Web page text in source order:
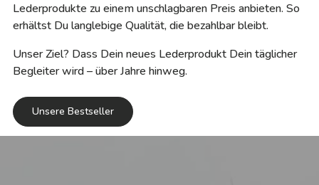
Lederprodukte zu einem unschlagbaren Preis anbieten. So
erhältst Du langlebige Qualität, die bezahlbar bleibt.
Unser Ziel? Dass Dein neues Lederprodukt Dein täglicher
Begleiter wird – über Jahre hinweg.
Unsere Bestseller